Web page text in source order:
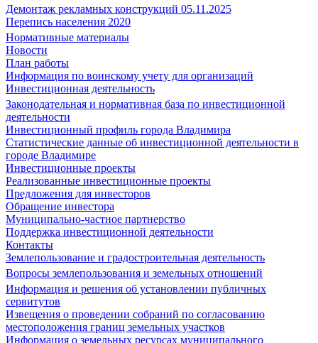
Демонтаж рекламных конструкций 05.11.2025
Перепись населения 2020
Нормативные материалы
Новости
План работы
Информация по воинскому учету для организаций
Инвестиционная деятельность
Законодательная и нормативная база по инвестиционной
деятельности
Инвестиционный профиль города Владимира
Статистические данные об инвестиционной деятельности в
городе Владимире
Инвестиционные проекты
Реализованные инвестиционные проекты
Предложения для инвесторов
Обращение инвестора
Муниципально-частное партнерство
Поддержка инвестиционной деятельности
Контакты
Землепользование и градостроительная деятельность
Вопросы землепользования и земельных отношений
Информация и решения об установлении публичных
сервитутов
Извещения о проведении собраний по согласованию
местоположения границ земельных участков
Информация о земельных ресурсах муниципального